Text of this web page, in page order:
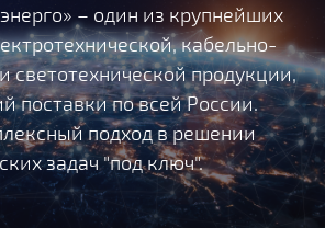
– один из крупнейших
кабельно-
светотехнической продукции,
поставки по всей России.
подход в решении
задач "под ключ".